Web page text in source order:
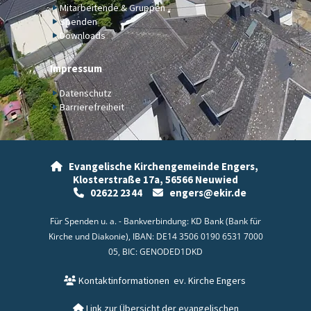
Mitarbeitende & Gruppen
Spenden
Downloads
Impressum
Datenschutz
Barrierefreiheit

Evangelische Kirchengemeinde Engers,
Klosterstraße 17a, 56566 Neuwied
02622 2344 engers@ekir.de
Für Spenden u. a. - Bankverbindung: KD Bank (Bank für
Kirche und Diakonie), IBAN: DE14 3506 0190 6531 7000
05, BIC: GENODED1DKD
Kontaktinformationen ev. Kirche Engers
Link zur Übersicht der evangelischen